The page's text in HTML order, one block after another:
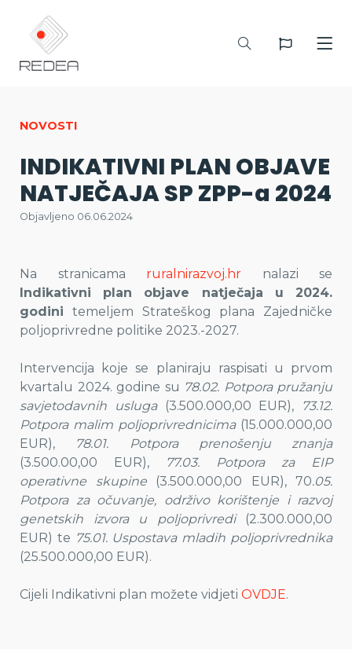
NOVOSTI
INDIKATIVNI PLAN OBJAVE
NATJEČAJA SP ZPP-a 2024
Objavljeno 06.06.2024
Na stranicama ruralnirazvoj.hr nalazi se
Indikativni plan objave natječaja u 2024.
godini temeljem Strateškog plana Zajedničke
poljoprivredne politike 2023.-2027.
Intervencija koje se planiraju raspisati u prvom
kvartalu 2024. godine su 78.02. Potpora pružanju
savjetodavnih usluga(3.500.000,00 EUR),
73.12.
Potpora malim poljoprivrednicima(15.000.000,00
EUR), 78.01. Potpora prenošenju znanja
(3.500.00,00 EUR),
77.03. Potpora za EIP
operativne skupine(3.500.000,00 EUR), 70.05.
Potpora za očuvanje, održivo korištenje i razvoj
genetskih izvora u poljoprivredi(2.300.000,00
EUR) te 75.01. Uspostava mladih poljoprivrednika
(25.500.000,00 EUR).
Cijeli Indikativni plan možete vidjeti OVDJE.